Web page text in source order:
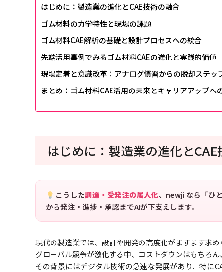
はじめに：製造業の進化とCAE技術の融合
ゴム材料の力学特性と現場の課題
ゴム材料CAE解析の基礎と設計プロセスへの統合
先端活用事例でみるゴム材料CAEの進化と実践的価値
現場定着と意識改革：アナログ慣習からの脱却ステッ
まとめ：ゴム材料CAE活用の未来とキャリアアップへ
はじめに：製造業の進化と
こうした調達・受発注の属人化、newji なら「ひ
から発注・進捗・承認までAIが下支えします。
現代の製造業では、設計や開発の高度化がますます求め
グローバル競争が激化する中、コストダウンはもちろ
その背景にはデジタル技術の急速な発展があり、特